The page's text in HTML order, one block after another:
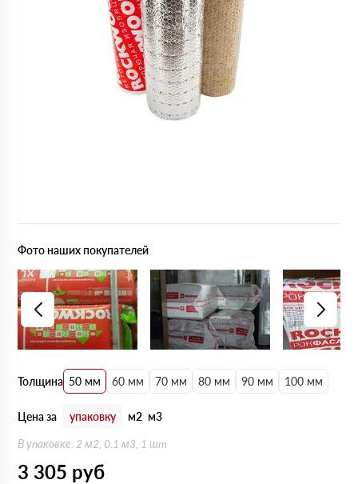
Толщина 50 мм 60 мм 70 мм 80 мм 90 мм 100 мм
Цена за упаковку м2 м3
В упаковке: 2 м2, 0.1 м3, 1 шт
3 305 руб
Фото наших покупателей